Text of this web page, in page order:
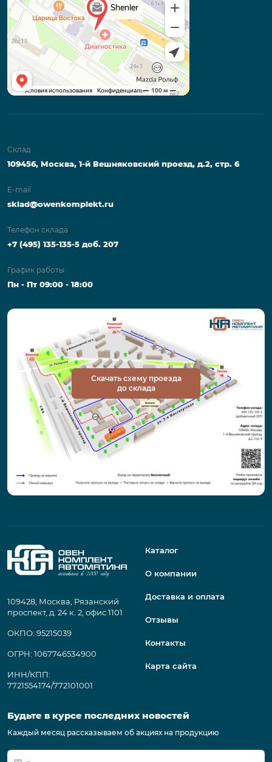
Склад
109456, Москва, 1-й Вешняковский проезд, д.2, стр. 6
E-mail
sklad@owenkomplekt.ru
Телефон склада
+7 (495) 135-135-5 доб. 207
График работы
Пн - Пт 09:00 - 18:00
Скачать схему проезда
до склада
109428, Москва, Рязанский
проспект, д. 24 к. 2, офис 1101
ОКПО: 95215039
ОГРН: 1067746534900
ИНН/КПП:
7721554174/772101001
Каталог
О компании
Доставка и оплата
Отзывы
Контакты
Карта сайта
Будьте в курсе последних новостей
Каждый месяц рассказываем об акциях на продукцию